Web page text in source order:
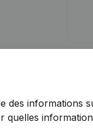
des informations
quelles